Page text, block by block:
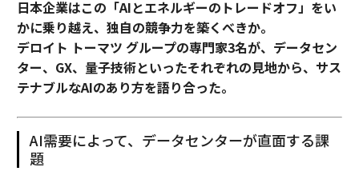
日本企業はこの「AIとエネルギーのトレードオフ」をい
かに乗り越え、独自の競争力を築くべきか。
デロイト トーマツ グループの専門家3名が、データセン
ター、GX、量子技術といったそれぞれの見地から、サス
テナブルなAIのあり方を語り合った。
AI需要によって、データセンターが直面する課
題